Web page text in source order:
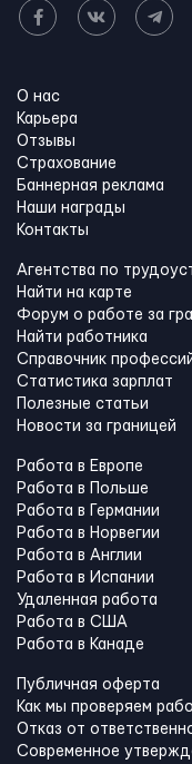
О нас
Карьера
Отзывы
Страхование
Баннерная реклама
Наши награды
Контакты
Агентства по
Найти на карте
Форум о работе за
Найти работника
Справочник
Статистика зарплат
Полезные статьи
Новости за границей
Работа в Европе
Работа в Польше
Работа в Германии
Работа в Норвегии
Работа в Англии
Работа в Испании
Удаленная работа
Работа в США
Работа в Канадe
Публичная оферта
Как мы проверяем
Отказ от
Современное